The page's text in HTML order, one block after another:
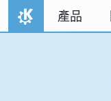
跳到內容
首頁
產品